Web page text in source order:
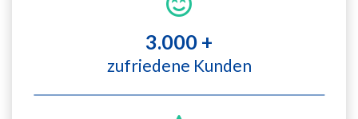
3.000 +
zufriedene Kunden